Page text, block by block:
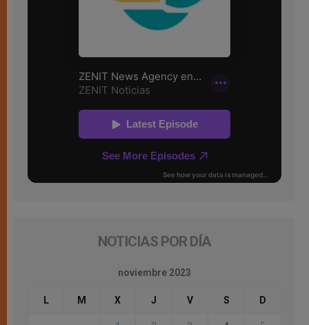
NOTICIAS POR DÍA
noviembre 2023
L M X J V S D